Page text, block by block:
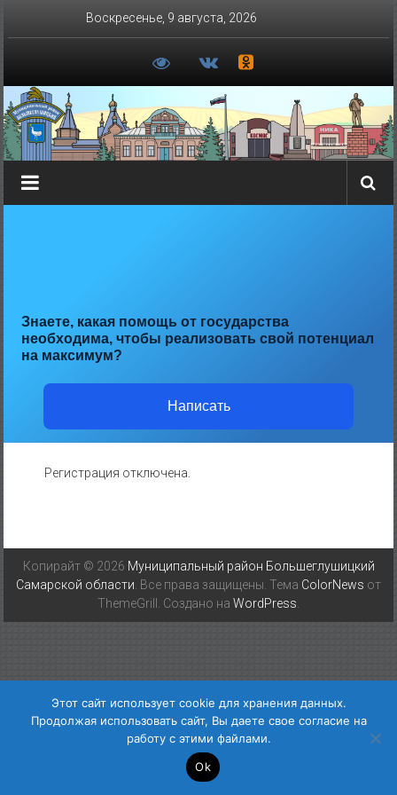
Воскресенье, 9 августа, 2026
Знаете, какая помощь от государства
необходима, чтобы реализовать свой потенциал
на максимум?
Написать
Регистрация отключена.
Копирайт © 2026 Муниципальный район Большеглушицкий
Самарской области . Все права защищены. Тема ColorNews от
ThemeGrill. Создано на WordPress
Этот сайт использует cookie для хранения данных.
Продолжая использовать сайт, Вы даете свое согласие на
работу с этими файлами.
Ok